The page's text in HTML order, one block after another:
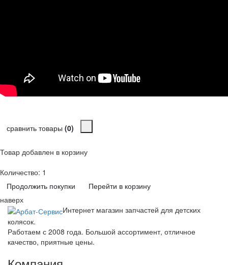
сравнить товары (0)
Товар добавлен в корзину
Количество: 1
Продолжить покупки
Перейти в корзину
наверх
Интернет магазин запчастей для детских
колясок.
Работаем с 2008 года. Большой ассортимент, отличное
качество, приятные цены.